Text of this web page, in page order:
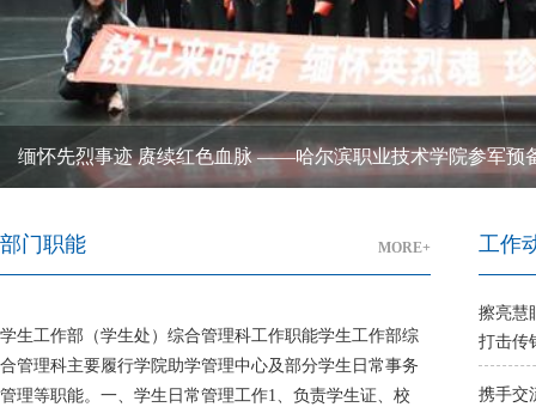
缅怀先烈事迹 赓续红色血脉 ——哈尔滨职业技术学院参军预
部门职能 MORE+
学生工作部（学生处）综合管理科工作职能学生工作部综
合管理科主要履行学院助学管理中心及部分学生日常事务
管理等职能。一、学生日常管理工作1、负责学生证、校
工作
擦亮慧眼识传销 携手
打击传
携手交